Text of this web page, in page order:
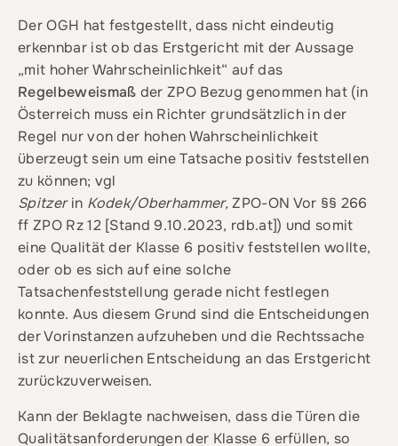
Der OGH hat festgestellt, dass nicht eindeutig
erkennbar ist ob das Erstgericht mit der Aussage
„mit hoher Wahrscheinlichkeit“ auf das
Regelbeweismaß der ZPO Bezug genommen hat (in
Österreich muss ein Richter grundsätzlich in der
Regel nur von der hohen Wahrscheinlichkeit
überzeugt sein um eine Tatsache positiv feststellen
zu können; vgl
Spitzerin Kodek/Oberhammer,ZPO-ON Vor §§ 266
ff ZPO Rz 12 [Stand 9.10.2023, rdb.at]) und somit
eine Qualität der Klasse 6 positiv feststellen wollte,
oder ob es sich auf eine solche
Tatsachenfeststellung gerade nicht festlegen
konnte. Aus diesem Grund sind die Entscheidungen
der Vorinstanzen aufzuheben und die Rechtssache
ist zur neuerlichen Entscheidung an das Erstgericht
zurückzuverweisen.
Kann der Beklagte nachweisen, dass die Türen die
Qualitätsanforderungen der Klasse 6 erfüllen, so